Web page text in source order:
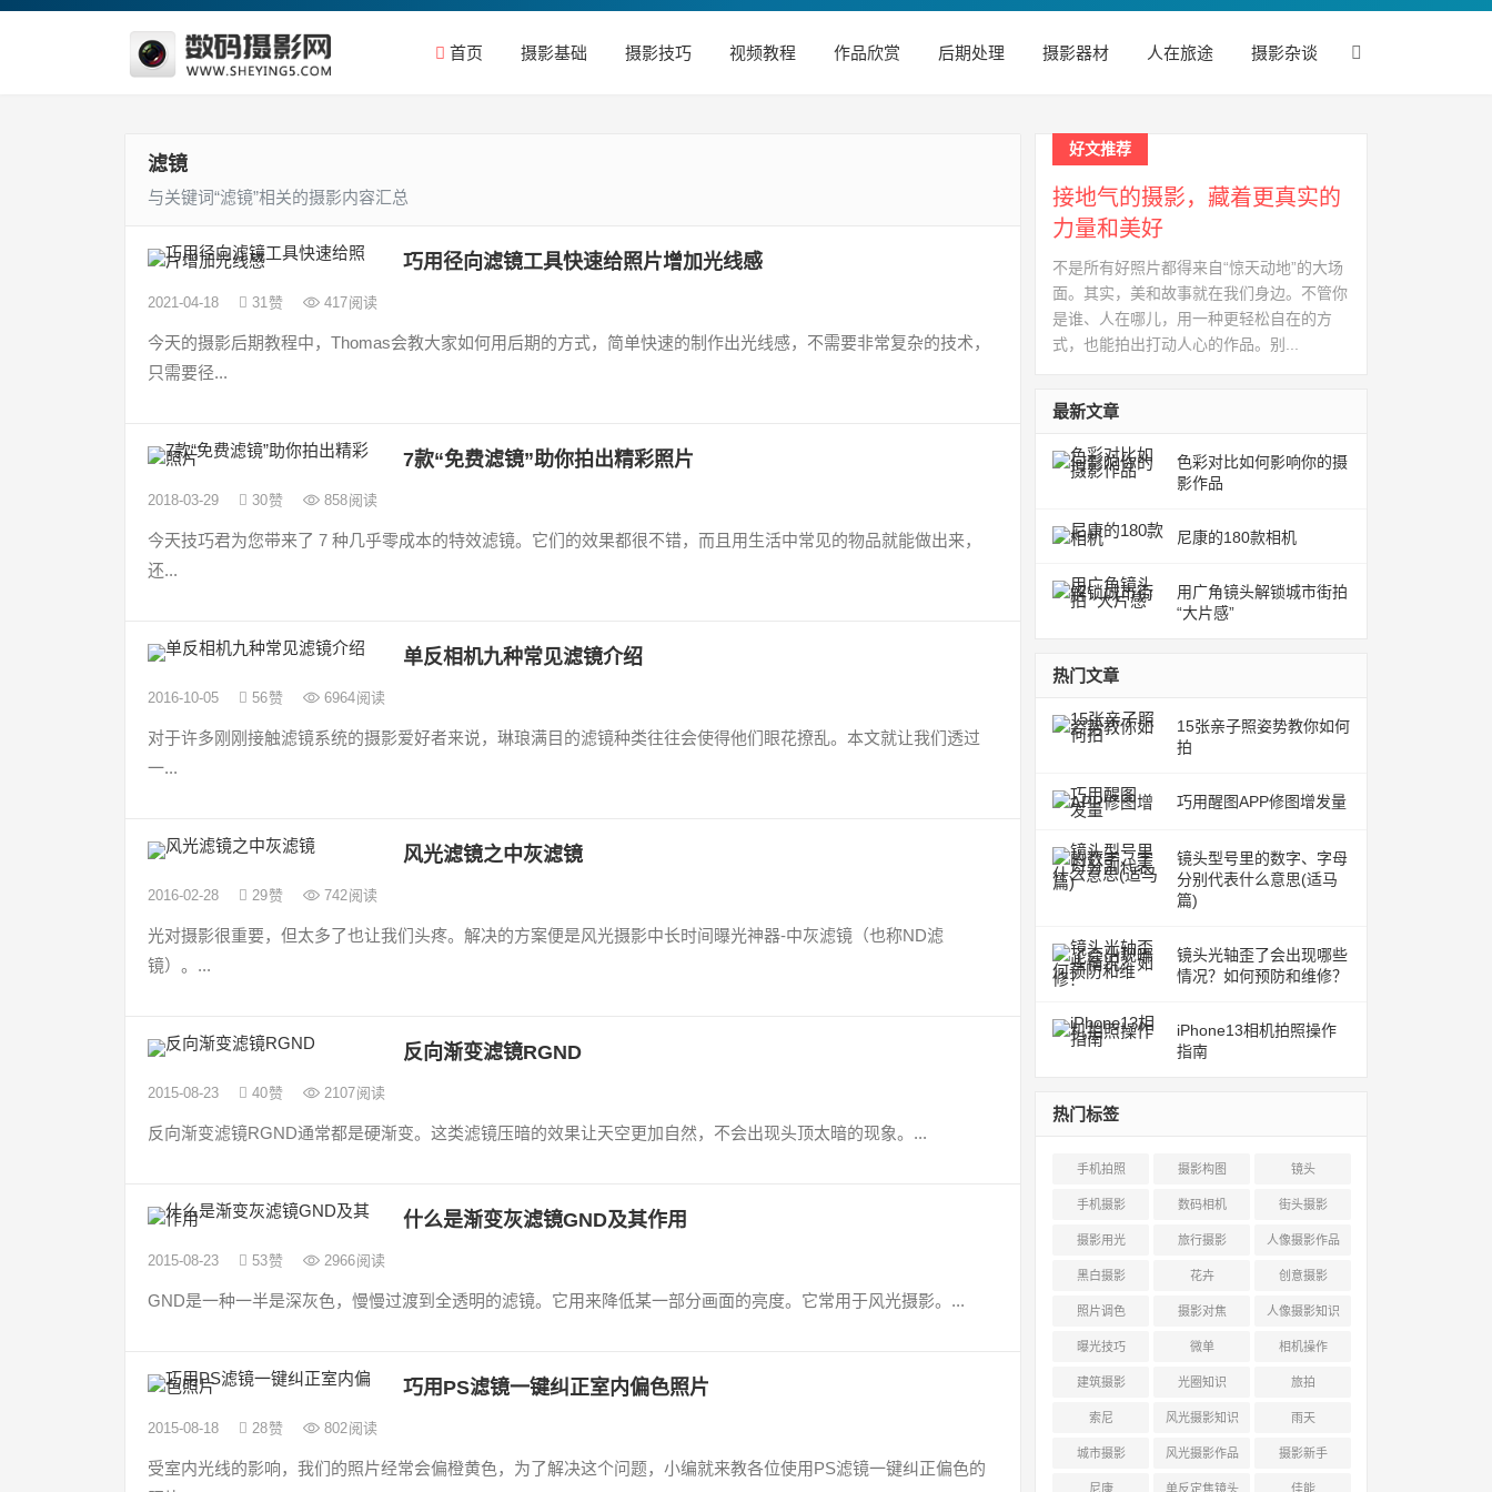
首页 摄影基础 摄影技巧 视频教程 作品欣赏 后期处理 摄影器材 人在旅途 摄影杂谈
滤镜
与关键词“滤镜”相关的摄影内容汇总
巧用径向滤镜工具快速给照片增加光线感
2021-04-18 31赞 417阅读
今天的摄影后期教程中，Thomas会教大家如何用后期的方式，简单快速的制作出光线感，不需要非常复杂的技术，
只需要径...
7款“免费滤镜”助你拍出精彩照片
2018-03-29 30赞 858阅读
今天技巧君为您带来了 7 种几乎零成本的特效滤镜。它们的效果都很不错，而且用生活中常见的物品就能做出来，
还...
单反相机九种常见滤镜介绍
2016-10-05 56赞 6964阅读
对于许多刚刚接触滤镜系统的摄影爱好者来说，琳琅满目的滤镜种类往往会使得他们眼花撩乱。本文就让我们透过
一...
风光滤镜之中灰滤镜
2016-02-28 29赞 742阅读
光对摄影很重要，但太多了也让我们头疼。解决的方案便是风光摄影中长时间曝光神器-中灰滤镜（也称ND滤
镜）。...
反向渐变滤镜RGND
2015-08-23 40赞 2107阅读
反向渐变滤镜RGND通常都是硬渐变。这类滤镜压暗的效果让天空更加自然，不会出现头顶太暗的现象。...
什么是渐变灰滤镜GND及其作用
2015-08-23 53赞 2966阅读
GND是一种一半是深灰色，慢慢过渡到全透明的滤镜。它用来降低某一部分画面的亮度。它常用于风光摄影。...
巧用PS滤镜一键纠正室内偏色照片
2015-08-18 28赞 802阅读
受室内光线的影响，我们的照片经常会偏橙黄色，为了解决这个问题，小编就来教各位使用PS滤镜一键纠正偏色的
好文推荐
接地气的摄影，藏着更真实的
力量和美好
不是所有好照片都得来自“惊天动地”的大场
面。其实，美和故事就在我们身边。不管你
是谁、人在哪儿，用一种更轻松自在的方
式，也能拍出打动人心的作品。别...
最新文章
色彩对比如何影响你的摄
影作品
尼康的180款相机
用广角镜头解锁城市街拍
“大片感”
热门文章
15张亲子照姿势教你如何
拍
巧用醒图APP修图增发量
镜头型号里的数字、字母
分别代表什么意思(适马
篇)
镜头光轴歪了会出现哪些
情况？如何预防和维修？
iPhone13相机拍照操作
指南
热门标签
手机拍照 摄影构图 镜头
手机摄影 数码相机 街头摄影
摄影用光 旅行摄影 人像摄影作品
黑白摄影 花卉 创意摄影
照片调色 摄影对焦 人像摄影知识
曝光技巧 微单 相机操作
建筑摄影 光圈知识 旅拍
索尼 风光摄影知识 雨天
城市摄影 风光摄影作品 摄影新手
尼康 单反定焦镜头 佳能